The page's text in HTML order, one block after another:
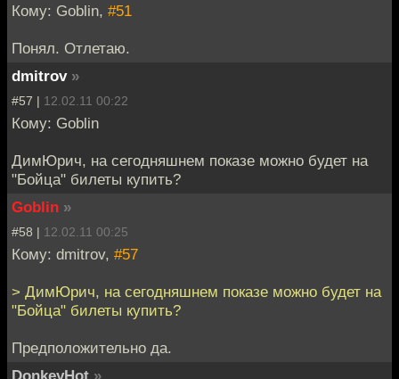
Кому: Goblin, #51
Понял. Отлетаю.
dmitrov »
#57 | 12.02.11 00:22
Кому: Goblin
ДимЮрич, на сегодняшнем показе можно будет на
"Бойца" билеты купить?
Goblin »
#58 | 12.02.11 00:25
Кому: dmitrov, #57
> ДимЮрич, на сегодняшнем показе можно будет на
"Бойца" билеты купить?
Предположительно да.